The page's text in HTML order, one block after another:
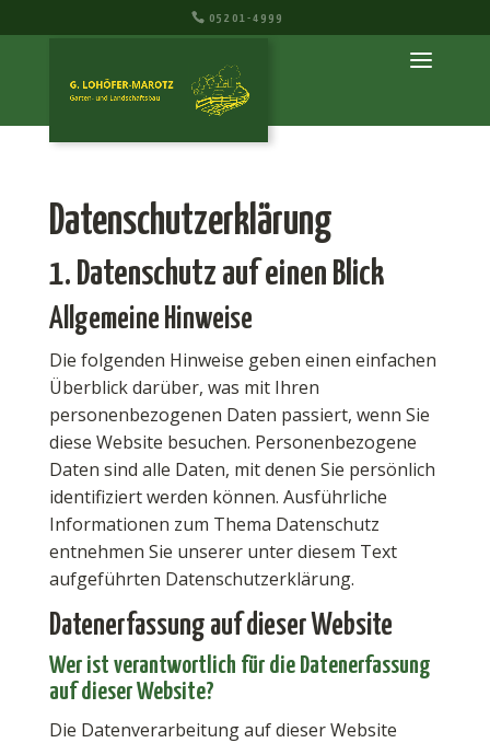
05201-4999
Datenschutz­erklärung
1. Datenschutz auf einen Blick
Allgemeine Hinweise
Die folgenden Hinweise geben einen einfachen
Überblick darüber, was mit Ihren
personenbezogenen Daten passiert, wenn Sie
diese Website besuchen. Personenbezogene
Daten sind alle Daten, mit denen Sie persönlich
identifiziert werden können. Ausführliche
Informationen zum Thema Datenschutz
entnehmen Sie unserer unter diesem Text
aufgeführten Datenschutzerklärung.
Datenerfassung auf dieser Website
Wer ist verantwortlich für die Datenerfassung
auf dieser Website?
Die Datenverarbeitung auf dieser Website